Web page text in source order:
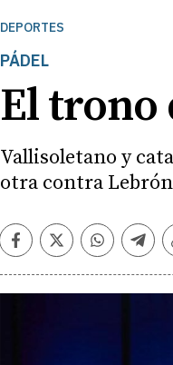
DEPORTES
PÁDEL
El trono
Vallisoletano y
otra contra
Facebook
TwitterWhatsapp